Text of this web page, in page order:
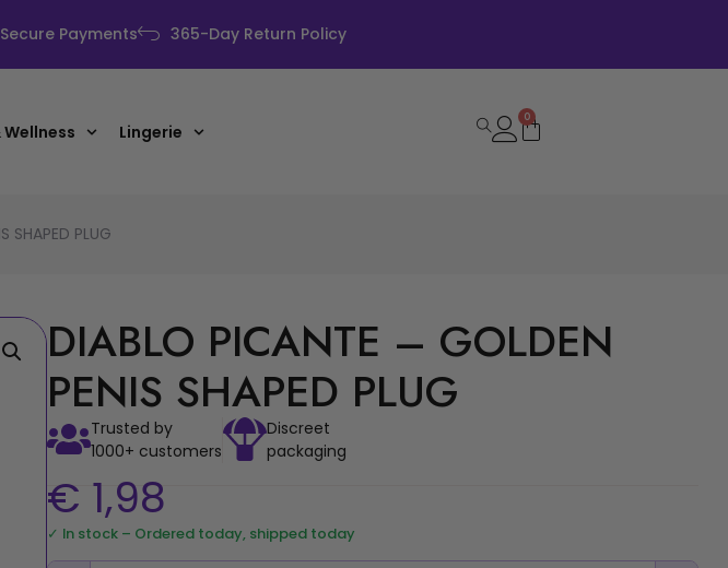
Secure Payments 365-Day Return Policy
Wellness Lingerie
0
SHAPED PLUG
DIABLO PICANTE – GOLDEN
PENIS SHAPED PLUG
Trusted by
1000+ customers
Discreet
packaging
€ 1,98
✓ In stock – Ordered today, shipped today